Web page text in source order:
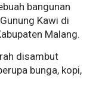
bangunan
Kawi di
Malang.
disambut
bunga, kopi,